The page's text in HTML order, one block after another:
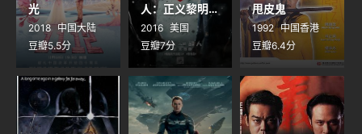
光
2018 中国大陆
豆瓣5.5分
人：正义黎明
Batman v
Superman:
Dawn of
Justice
2016 美国
豆瓣7分
甩皮鬼
1992 中国香港
豆瓣6.4分